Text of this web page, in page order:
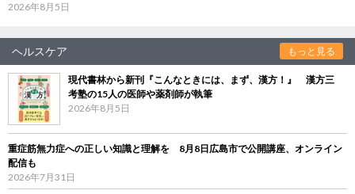
2026年8月5日
ヘルスケア もっと見る
現代書林から新刊『こんなときには、まず、漢方！』 漢方三
考塾の15人の医師や薬剤師が執筆
2026年8月5日
重症筋無力症への正しい知識と理解を 8月8日広島市で公開講座、オンライン
配信も
2026年7月31日